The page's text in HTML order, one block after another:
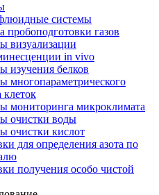
системы
пробоподготовки газов
визуализации
in vivo
изучения белков
многопараметрического
клеток
мониторинга микроклимата
очистки воды
очистки кислот
для определения азота по
получения особо чистой